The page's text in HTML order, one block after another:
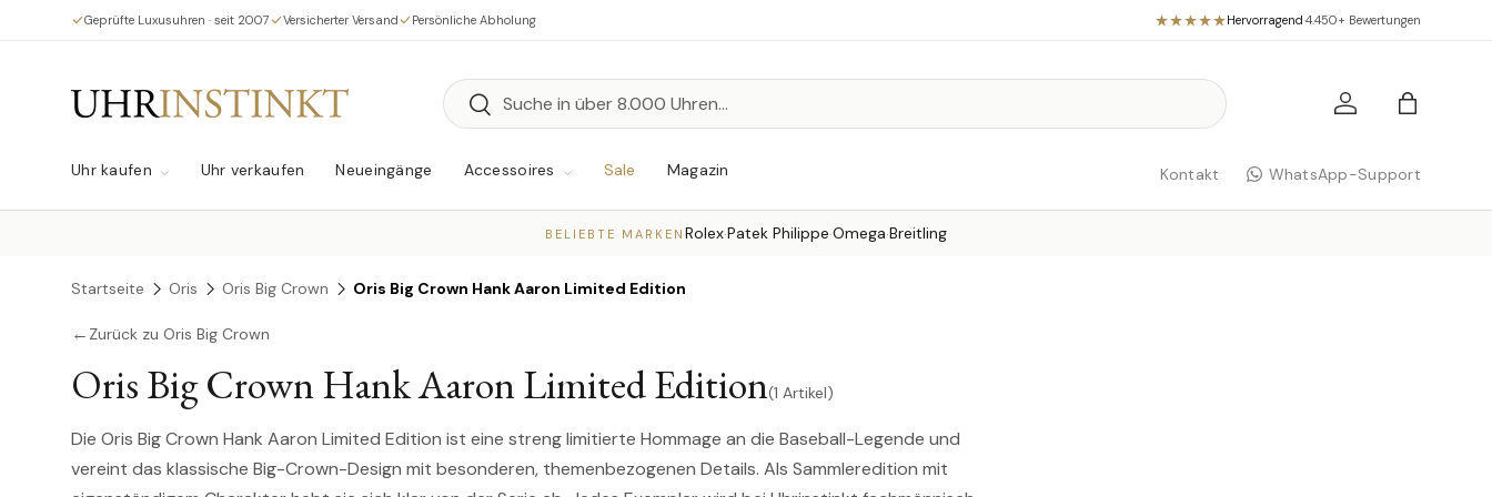
Direkt zum Inhalt
Geprüfte Luxusuhren · seit 2007 Versicherter Versand Persönliche Abholung Hervorragend·4.450+ Bewertungen
Suchen
Suchen Einloggen
Uhr kaufen Uhr verkaufen Neueingänge Accessoires Sale Magazin Kontakt WhatsApp-Support
BELIEBTE MARKEN Rolex·Patek Philippe·Omega·Breitling
Startseite Oris Oris Big Crown Oris Big Crown Hank Aaron Limited Edition
← Zurück zu Oris Big Crown
Oris Big Crown Hank Aaron Limited Edition(1 Artikel)
Die Oris Big Crown Hank Aaron Limited Edition ist eine streng limitierte Hommage an die Baseball-Legende und
vereint das klassische Big-Crown-Design mit besonderen, themenbezogenen Details. Als Sammleredition mit